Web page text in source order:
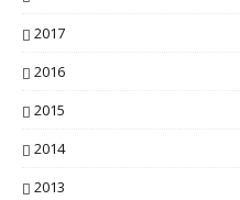
2017
2016
2015
2014
2013